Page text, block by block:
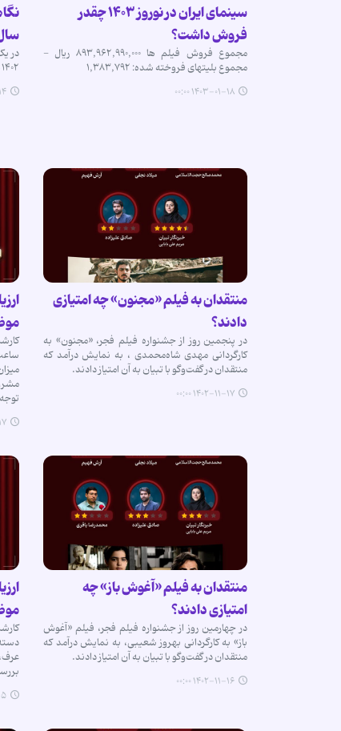
سینمای ایران در نوروز ۱۴۰۳ چقدر
فروش داشت؟
مجموع فروش فیلم ها ۸۹۳,۹۶۲,۹۹۰,۰۰۰ ریال -
مجموع بلیتهای فروخته شده: ۱,۳۸۳,۷۹۲
۱۴۰۳-۰۱-۱۸ ۰۰:۰۰
سال‌۱۳۹۰
۱۴۰۲ در سینمای ایران را بررسی کردیم.
منتقدان به فیلم‌ «مجنون» چه امتیازی
دادند؟
در پنجمین روز از جشنواره فیلم فجر، «مجنون» به
کارگردانی مهدی شاه‌محمدی ، به نمایش درآمد که
منتقدان در گفت‌وگو با تبیان به آن‌ امتیاز دادند.
۱۴۰۲-۱۱-۱۷ ۰۰:۰۰
منتقدان به فیلم‌ «آغوش باز» چه
امتیازی دادند؟
در چهارمین روز از جشنواره فیلم فجر، فیلم «آغوش
باز» به کارگردانی بهروز شعیبی، به نمایش درآمد که
منتقدان در گفت‌وگو با تبیان به آن‌ امتیاز دادند.
۱۴۰۲-۱۱-۱۶ ۰۰:۰۰